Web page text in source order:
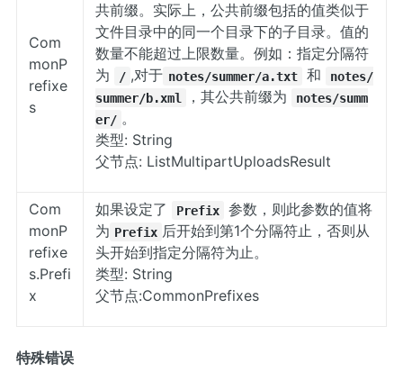
Com
monP
refixe
s
共前缀。实际上，公共前缀包括的值类似于
文件目录中的同一个目录下的子目录。值的
数量不能超过上限数量。例如：指定分隔符
为
/ ,对于 notes/summer/a.txt 和
notes/
summer/b.xml
，其公共前缀为
notes/summ
er/ 。
类型: String
父节点: ListMultipartUploadsResult
Com
monP
refixe
s.Prefi
x
如果设定了 Prefix
参数，则此参数的值将
为 Prefix 后开始到第1个分隔符止，否则从
头开始到指定分隔符为止。
类型: String
父节点:CommonPrefixes
特殊错误